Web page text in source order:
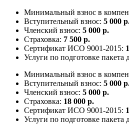
Минимальный взнос в
Вступительный взнос: 5 000
Членский взнос: 5 000 р.
Страховка: 7 500 р.
Сертификат ИСО 9001-2015:
Услуги по подготовке пакета
Минимальный взнос в
Вступительный взнос: 5 000
Членский взнос: 5 000 р.
Страховка: 18 000 р.
Сертификат ИСО 9001-2015:
Услуги по подготовке пакета